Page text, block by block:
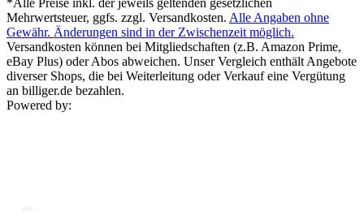
Mehrwertsteuer, ggfs. zzgl. Versandkosten. Alle Angaben ohne
Gewähr. Änderungen sind in der Zwischenzeit möglich.
Versandkosten können bei Mitgliedschaften (z.B. Amazon Prime,
eBay Plus) oder Abos abweichen. Unser Vergleich enthält Angebote
diverser Shops, die bei Weiterleitung oder Verkauf eine Vergütung
an billiger.de bezahlen.
Powered by: